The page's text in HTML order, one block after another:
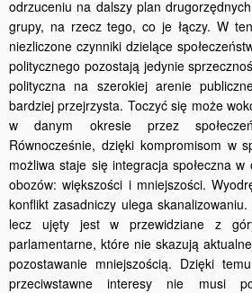
odrzuceniu na dalszy plan
grupy, na rzecz tego, co je łączy. W
niezliczone czynniki dzielące
politycznego pozostają jedynie
polityczna na szerokiej arenie
bardziej przejrzysta. Toczyć się może
w danym okresie przez
Równocześnie, dzięki kompromisom w
możliwa staje się integracja społeczna
obozów: większości i mniejszości.
konflikt zasadniczy ulega
lecz ujęty jest w przewidziane z
parlamentarne, które nie skazują
pozostawanie mniejszością. Dzięki
przeciwstawne interesy nie musi